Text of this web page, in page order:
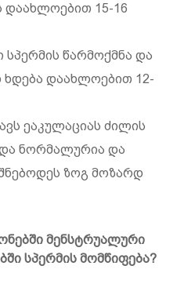
დაახლოებით 15-16
სპერმის წარმოქმნა და
დაახლოებით 12-
ეაკულაციას ძილის
ნორმალურია და
ზოგ მოზარდ
მენსტრუალური
სპერმის მომწიფება?